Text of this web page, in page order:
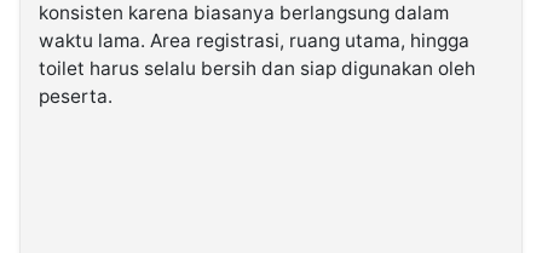
konsisten karena biasanya berlangsung dalam
waktu lama. Area registrasi, ruang utama, hingga
toilet harus selalu bersih dan siap digunakan oleh
peserta.